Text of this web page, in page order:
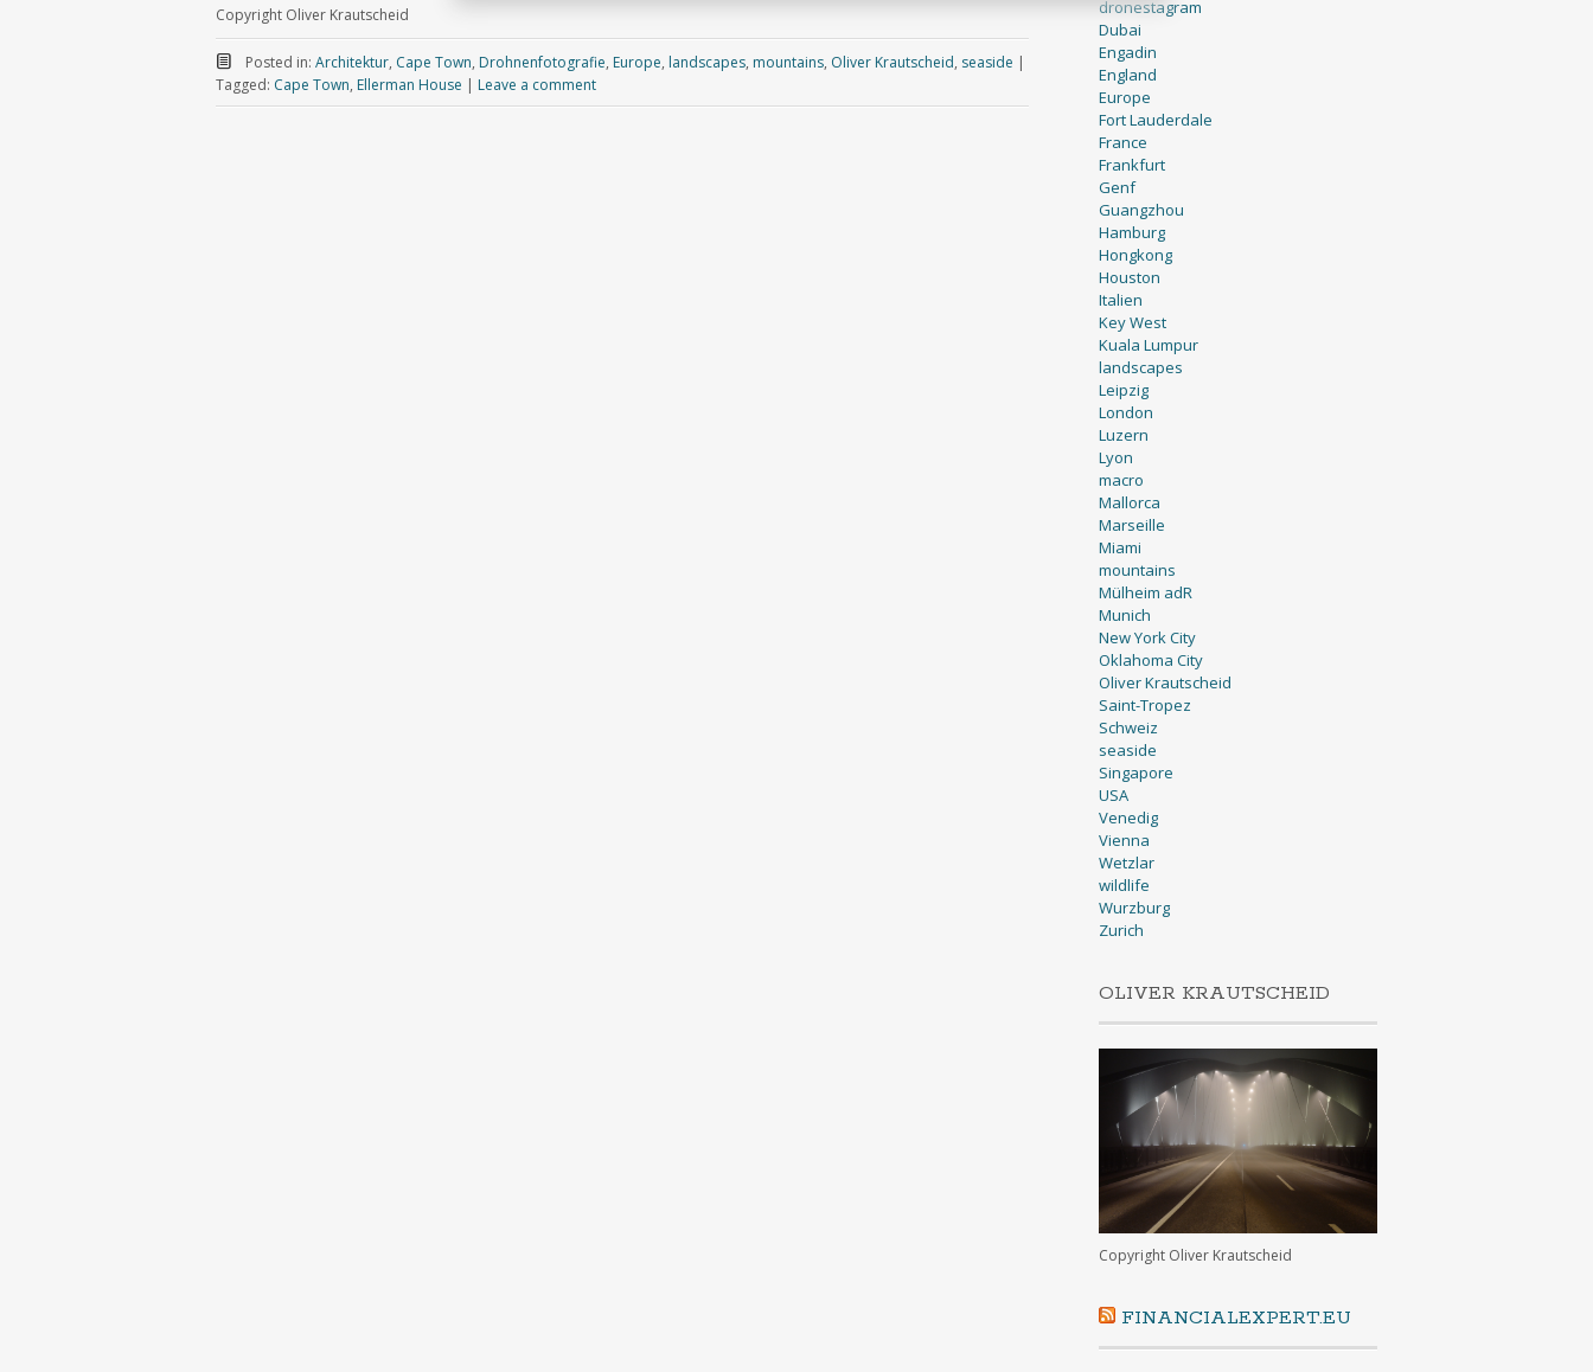
Copyright Oliver Krautscheid
Posted in: Architektur, Cape Town, Drohnenfotografie, Europe, landscapes, mountains, Oliver Krautscheid, seaside |
Tagged: Cape Town, Ellerman House | Leave a comment
dronestagram
Dubai
Engadin
England
Europe
Fort Lauderdale
France
Frankfurt
Genf
Guangzhou
Hamburg
Hongkong
Houston
Italien
Key West
Kuala Lumpur
landscapes
Leipzig
London
Luzern
Lyon
macro
Mallorca
Marseille
Miami
mountains
Mülheim adR
Munich
New York City
Oklahoma City
Oliver Krautscheid
Saint-Tropez
Schweiz
seaside
Singapore
USA
Venedig
Vienna
Wetzlar
wildlife
Wurzburg
Zurich
OLIVER KRAUTSCHEID
Copyright Oliver Krautscheid
FINANCIALEXPERT.EU